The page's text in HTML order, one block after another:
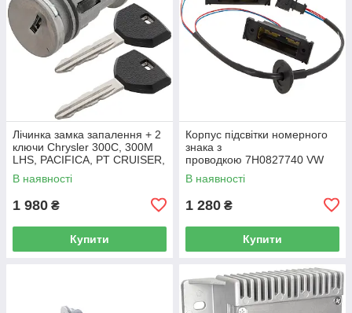
Лічинка замка запалення + 2
ключи Chrysler 300C, 300M
LHS, PACIFICA, PT CRUISER,
SEBRING 5003843AB
В наявності
1 980 ₴
Купити
Корпус підсвітки номерного
знака з
проводкою 7H0827740 VW
Caddy III (2K) 2004-2015
/ Caddy IV (SA) 2016-
В наявності
1 280 ₴
Купити